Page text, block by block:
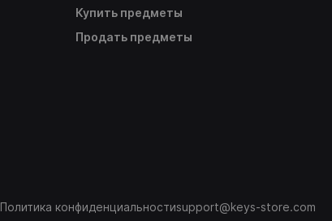
Купить предметы
Продать предметы
Политика конфиденциальностиsupport@keys-store.com